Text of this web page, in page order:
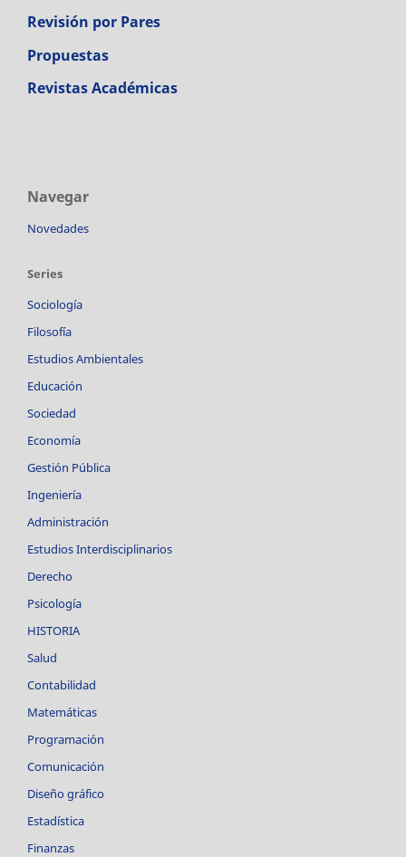
Revisión por Pares
Propuestas
Revistas Académicas
Navegar
Novedades
Series
Sociología
Filosofía
Estudios Ambientales
Educación
Sociedad
Economía
Gestión Pública
Ingeniería
Administración
Estudios Interdisciplinarios
Derecho
Psicología
HISTORIA
Salud
Contabilidad
Matemáticas
Programación
Comunicación
Diseño gráfico
Estadística
Finanzas